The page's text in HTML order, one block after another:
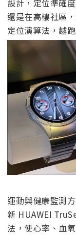
設計，定位準確
還是在高樓社區
定位演算法，越
運動與健康監測
新 HUAWEI
法，使心率、血